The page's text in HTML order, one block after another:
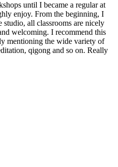
until I became a regular at
enjoy. From the beginning, I
studio, all classrooms are nicely
welcoming. I recommend this
mentioning the wide variety of
qigong and so on. Really